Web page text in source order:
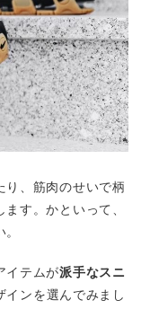
り、筋肉のせいで柄
す。かといって、
イテムが派手なスニ
インを選んでみまし